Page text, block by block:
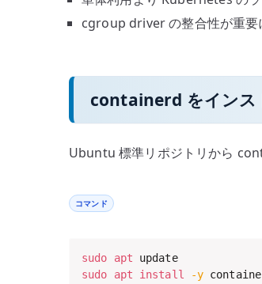
cgroup driver の整合性が重要
containerd をインス
Ubuntu 標準リポジトリから
コマンド
sudo apt
update
sudo
apt install -y